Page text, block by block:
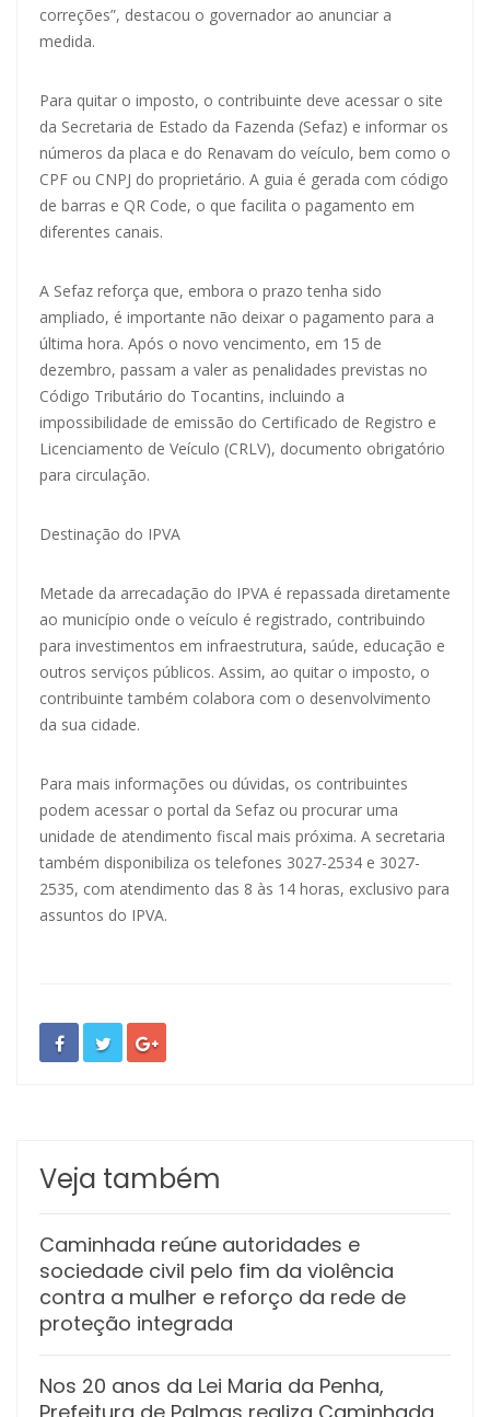
correções”, destacou o governador ao anunciar a
medida.
Para quitar o imposto, o contribuinte deve acessar o site
da Secretaria de Estado da Fazenda (Sefaz) e informar os
números da placa e do Renavam do veículo, bem como o
CPF ou CNPJ do proprietário. A guia é gerada com código
de barras e QR Code, o que facilita o pagamento em
diferentes canais.
A Sefaz reforça que, embora o prazo tenha sido
ampliado, é importante não deixar o pagamento para a
última hora. Após o novo vencimento, em 15 de
dezembro, passam a valer as penalidades previstas no
Código Tributário do Tocantins, incluindo a
impossibilidade de emissão do Certificado de Registro e
Licenciamento de Veículo (CRLV), documento obrigatório
para circulação.
Destinação do IPVA
Metade da arrecadação do IPVA é repassada diretamente
ao município onde o veículo é registrado, contribuindo
para investimentos em infraestrutura, saúde, educação e
outros serviços públicos. Assim, ao quitar o imposto, o
contribuinte também colabora com o desenvolvimento
da sua cidade.
Para mais informações ou dúvidas, os contribuintes
podem acessar o portal da Sefaz ou procurar uma
unidade de atendimento fiscal mais próxima. A secretaria
também disponibiliza os telefones 3027-2534 e 3027-
2535, com atendimento das 8 às 14 horas, exclusivo para
assuntos do IPVA.
Veja também
Caminhada reúne autoridades e
sociedade civil pelo fim da violência
contra a mulher e reforço da rede de
proteção integrada
Nos 20 anos da Lei Maria da Penha,